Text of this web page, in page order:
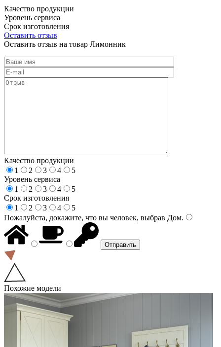
Качество продукции
Уровень сервиса
Срок изготовления
Оставить отзыв
Оставить отзыв на товар Лимонник
Качество продукции
1
2 3 4
5
Уровень сервиса
1
2 3 4
5
Срок изготовления
1
2 3 4
5
Пожалуйста, докажите, что вы человек, выбрав Дом.
Похожие модели